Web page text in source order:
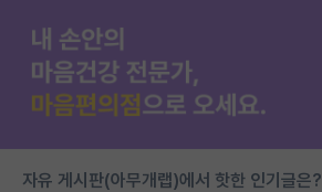
자유 게시판(아무개랩)에서 핫한 인기글은?